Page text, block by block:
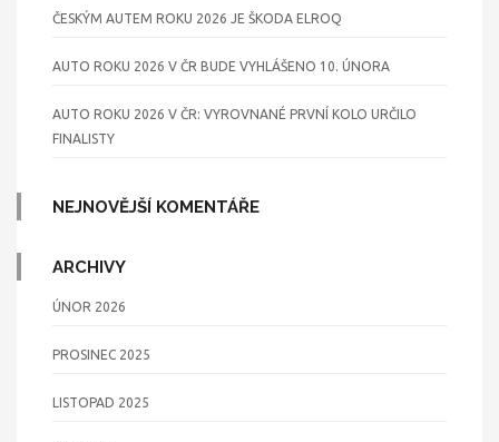
ČESKÝM AUTEM ROKU 2026 JE ŠKODA ELROQ
AUTO ROKU 2026 V ČR BUDE VYHLÁŠENO 10. ÚNORA
AUTO ROKU 2026 V ČR: VYROVNANÉ PRVNÍ KOLO URČILO
FINALISTY
NEJNOVĚJŠÍ KOMENTÁŘE
ARCHIVY
ÚNOR 2026
PROSINEC 2025
LISTOPAD 2025